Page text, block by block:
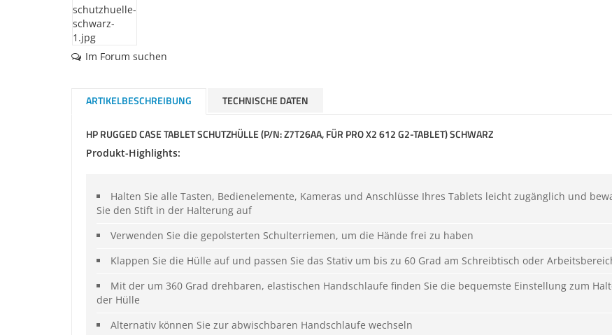
Im Forum suchen
ARTIKELBESCHREIBUNG TECHNISCHE DATEN
HP RUGGED CASE TABLET SCHUTZHÜLLE (P/N: Z7T26AA, FÜR PRO X2 612 G2-TABLET) SCHWARZ
Produkt-Highlights:
Halten Sie alle Tasten, Bedienelemente, Kameras und Anschlüsse Ihres Tablets leicht zugänglich und
Sie den Stift in der Halterung auf
Verwenden Sie die gepolsterten Schulterriemen, um die Hände frei zu haben
Klappen Sie die Hülle auf und passen Sie das Stativ um bis zu 60 Grad am Schreibtisch oder
Mit der um 360 Grad drehbaren, elastischen Handschlaufe finden Sie die bequemste Einstellung zum
der Hülle
Alternativ können Sie zur abwischbaren Handschlaufe wechseln